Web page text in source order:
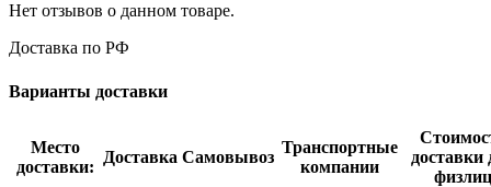
Нет отзывов о данном товаре.
Доставка по РФ
Варианты доставки
Место
доставки:
Доставка Самовывоз
Транспортные
компании
доставки
физлиц